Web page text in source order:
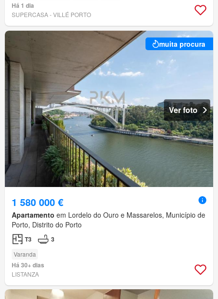
Há 1 dia
SUPERCASA - VILLÉ PORTO
muita procura
Ver foto
1 580 000 €
Apartamento em Lordelo do Ouro e Massarelos, Município de
Porto, Distrito do Porto
T3 3
Varanda
Há 30+ dias
LISTANZA